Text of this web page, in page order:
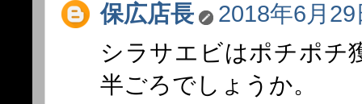
保広店長
2018年6月
シラサエビはポチポチ
半ごろでしょうか。